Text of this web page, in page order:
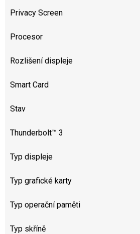
Privacy Screen
Procesor
Rozlišení displeje
Smart Card
Stav
Thunderbolt™ 3
Typ displeje
Typ grafické karty
Typ operační paměti
Typ skříně